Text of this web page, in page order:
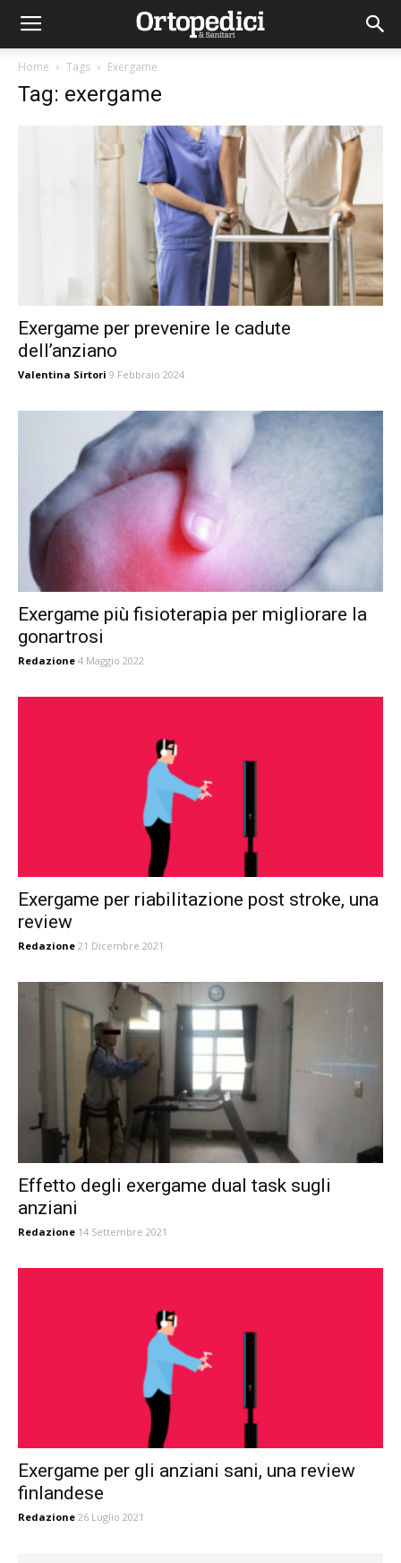
Home Tags Exergame
Tag: exergame
Exergame per prevenire le cadute
dell’anziano
Valentina Sirtori 9 Febbraio 2024
Exergame più fisioterapia per migliorare la
gonartrosi
Redazione 4 Maggio 2022
Exergame per riabilitazione post stroke, una
review
Redazione 21 Dicembre 2021
Effetto degli exergame dual task sugli
anziani
Redazione 14 Settembre 2021
Exergame per gli anziani sani, una review
finlandese
Redazione 26 Luglio 2021